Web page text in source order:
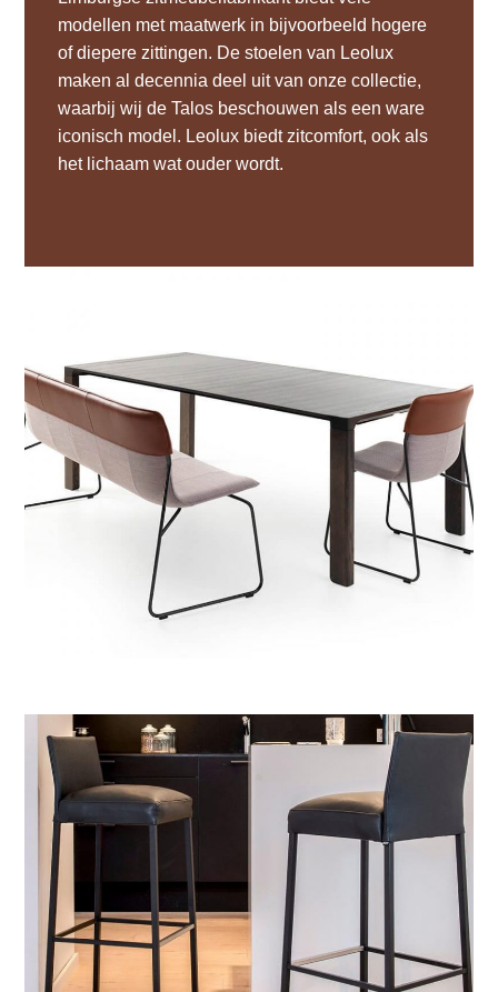
modellen met maatwerk in bijvoorbeeld hogere
of diepere zittingen. De stoelen van Leolux
maken al decennia deel uit van onze collectie,
waarbij wij de Talos beschouwen als een ware
iconisch model. Leolux biedt zitcomfort, ook als
het lichaam wat ouder wordt.